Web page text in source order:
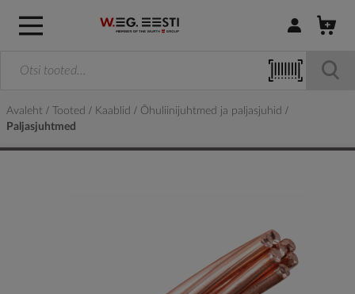
Logi sisse /
Avaleht Tooted Kaablid
Õhuliinijuhtmed ja paljasjuhid
Paljasjuhtmed